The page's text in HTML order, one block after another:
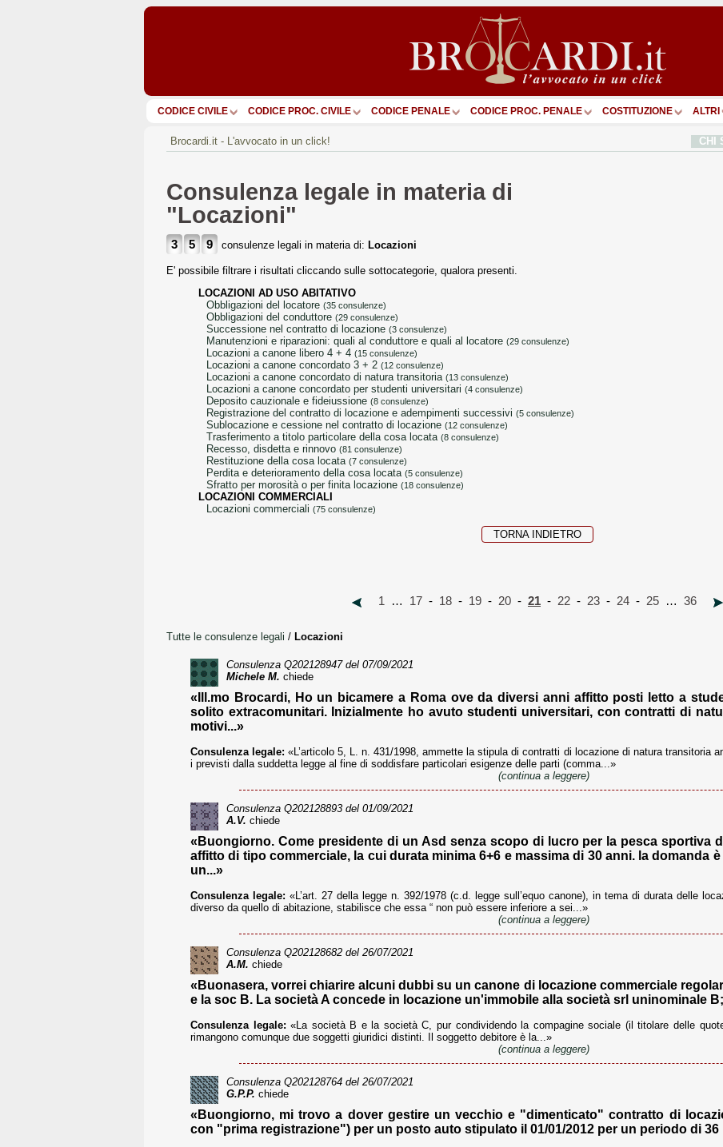
CODICE CIVILE CODICE PROC. CIVILE CODICE PENALE CODICE PROC. PENALE COSTITUZIONE ALTRI
Brocardi.it - L'avvocato in un click! CHI
Consulenza legale in materia di
"Locazioni"
3 5 9 consulenze legali in materia di: Locazioni
E' possibile filtrare i risultati cliccando sulle sottocategorie, qualora presenti.
LOCAZIONI AD USO ABITATIVO
obbligazioni del locatore (35 consulenze)
obbligazioni del conduttore (29 consulenze)
successione nel contratto di locazione (3 consulenze)
manutenzioni e riparazioni: quali al conduttore e quali al locatore (29 consulenze)
locazioni a canone libero 4 + 4 (15 consulenze)
locazioni a canone concordato 3 + 2 (12 consulenze)
locazioni a canone concordato di natura transitoria (13 consulenze)
locazioni a canone concordato per studenti universitari (4 consulenze)
deposito cauzionale e fideiussione (8 consulenze)
registrazione del contratto di locazione e adempimenti successivi (5 consulenze)
sublocazione e cessione nel contratto di locazione (12 consulenze)
trasferimento a titolo particolare della cosa locata (8 consulenze)
recesso, disdetta e rinnovo (81 consulenze)
restituzione della cosa locata (7 consulenze)
perdita e deterioramento della cosa locata (5 consulenze)
sfratto per morosità o per finita locazione (18 consulenze)
LOCAZIONI COMMERCIALI
locazioni commerciali (75 consulenze)
TORNA INDIETRO
1 … 17 - 18 - 19 - 20 - 21 - 22 - 23 - 24 - 25 … 36
Tutte le consulenze legali / Locazioni
Consulenza Q202128947del 07/09/2021
Michele M. chiede
«Ill.mo Brocardi, Ho un bicamere a Roma ove da diversi anni affitto posti letto a
solito extracomunitari. Inizialmente ho avuto studenti universitari, con contratti di
motivi...»
Consulenza legale: «L’articolo 5, L. n. 431/1998, ammette la stipula di contratti di locazione di natura transitoria
i previsti dalla suddetta legge al fine di soddisfare particolari esigenze delle parti (comma...»
(continua a leggere)
Consulenza Q202128893 del 01/09/2021
A.V. chiede
«Buongiorno. Come presidente di un Asd senza scopo di lucro per la pesca sportiva
affitto di tipo commerciale, la cui durata minima 6+6 e massima di 30 anni. la domanda
un...»
Consulenza legale: «L’art. 27 della legge n. 392/1978 (c.d. legge sull’equo canone), in tema di durata delle
diverso da quello di abitazione, stabilisce che essa “ non può essere inferiore a sei...»
(continua a leggere)
Consulenza Q202128682 del 26/07/2021
A.M. chiede
«Buonasera, vorrei chiarire alcuni dubbi su un canone di locazione commerciale
e la soc B. La società A concede in locazione un'immobile alla società srl uninominale
Consulenza legale: «La società B e la società C, pur condividendo la compagine sociale (il titolare delle
rimangono comunque due soggetti giuridici distinti. Il soggetto debitore è la...»
(continua a leggere)
Consulenza Q202128764 del 26/07/2021
G.P.P. chiede
«Buongiorno, mi trovo a dover gestire un vecchio e "dimenticato" contratto di
con "prima registrazione") per un posto auto stipulato il 01/01/2012 per un periodo di 36